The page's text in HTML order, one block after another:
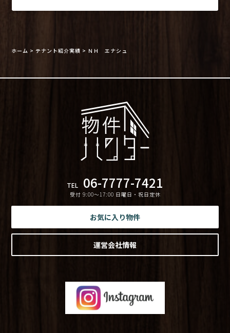
ホーム > テナント紹介実績 > ＮＨ エナシュ
TEL 06-7777-7421
受付 9:00〜17:00 日曜日・祝日定休
お気に入り物件
運営会社情報